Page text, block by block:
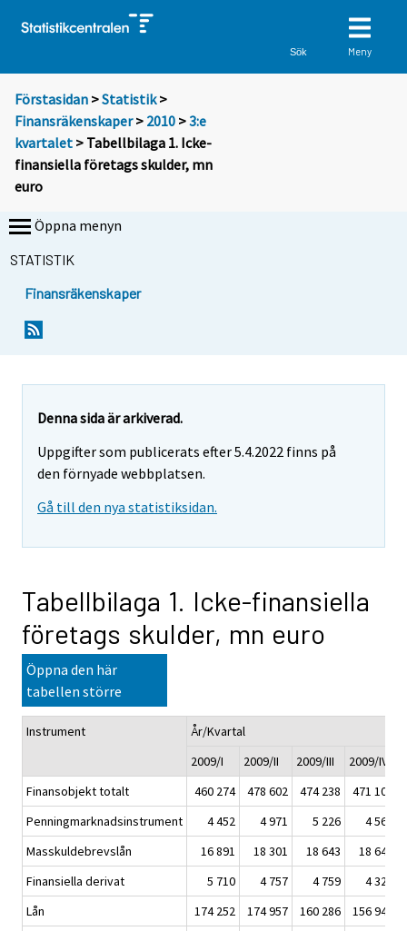
Sök Meny
Förstasidan >Statistik >
Finansräkenskaper> 2010 >3:e
kvartalet > Tabellbilaga 1. Icke-
finansiella företags skulder, mn
euro
Öppna menyn
STATISTIK
Finansräkenskaper
Denna sida är arkiverad.
Uppgifter som publicerats efter 5.4.2022 finns på
den förnyade webbplatsen.
Gå till den nya statistiksidan.
Tabellbilaga 1. Icke-finansiella
företags skulder, mn euro
Öppna den här
tabellen större
Instrument
År/Kvartal
2009/I
2009/II 2009/III 2009/IV
Finansobjekt totalt
460 274 478 602 474 238 471 108
Penningmarknadsinstrument
4 452 4 971 5 226
4 561
Masskuldebrevslån
16 891 18 301 18 643
18 648
Finansiella derivat
5 710 4 757 4 759
4 329
Lån
174 252 174 957 160 286 156 941